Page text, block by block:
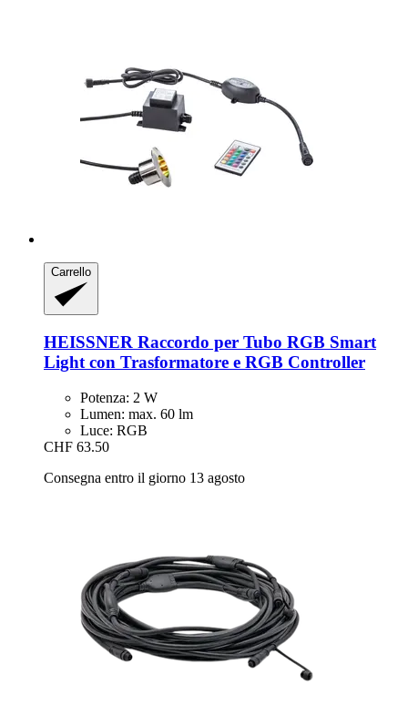
Carrello
HEISSNER Raccordo per Tubo RGB Smart
Light con Trasformatore e RGB Controller
Potenza: 2 W
Lumen: max. 60 lm
Luce: RGB
CHF 63.50
Consegna entro il giorno 13 agosto